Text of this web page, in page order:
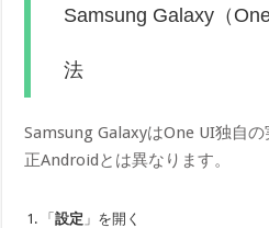
Samsung Galaxy（
法
Samsung GalaxyはOne UI独自
正Androidとは異なります。
「設定 」を開く